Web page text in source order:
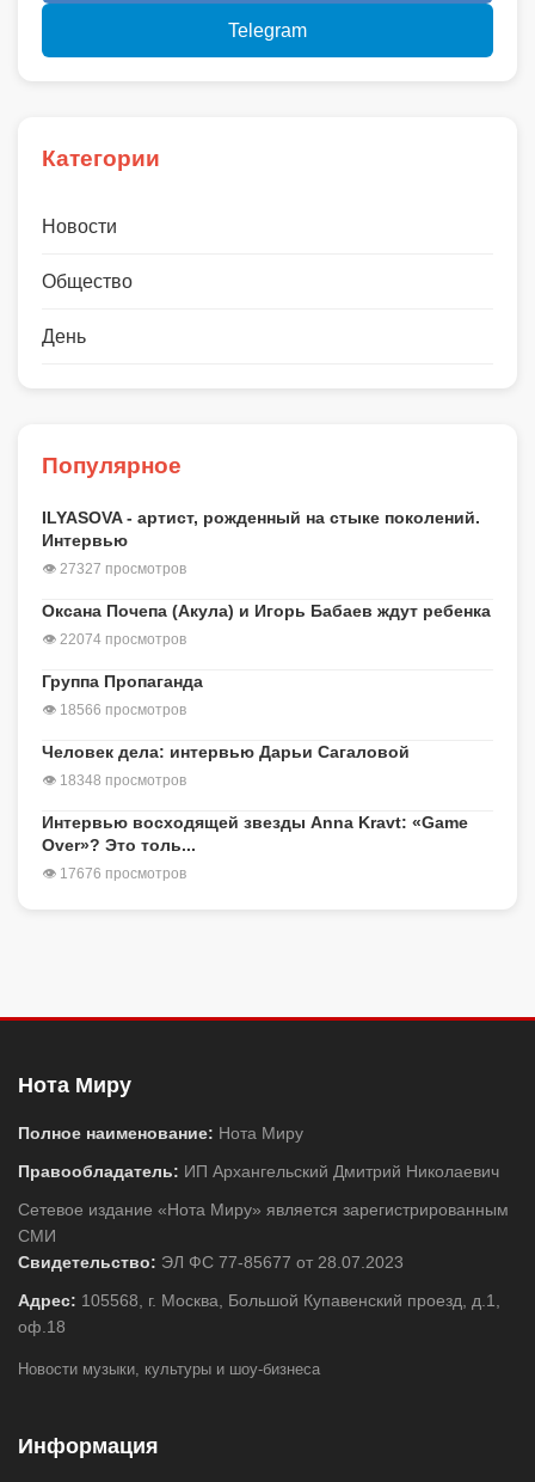
Telegram
Категории
Новости
Общество
День
Популярное
ILYASOVA - артист, рожденный на стыке поколений.
Интервью
👁 27327 просмотров
Оксана Почепа (Акула) и Игорь Бабаев ждут ребенка
👁 22074 просмотров
Группа Пропаганда
👁 18566 просмотров
Человек дела: интервью Дарьи Сагаловой
👁 18348 просмотров
Интервью восходящей звезды Anna Kravt: «Game
Over»? Это толь...
👁 17676 просмотров
Нота Миру
Полное наименование: Нота Миру
Правообладатель: ИП Архангельский Дмитрий Николаевич
Сетевое издание «Нота Миру» является зарегистрированным
СМИ
Свидетельство: ЭЛ ФС 77-85677 от 28.07.2023
Адрес: 105568, г. Москва, Большой Купавенский проезд, д.1,
оф.18
Новости музыки, культуры и шоу-бизнеса
Информация